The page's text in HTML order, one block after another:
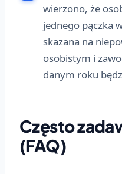
wierzono, że
jednego pączka
skazana na
osobistym i
danym roku
Często
(FAQ)